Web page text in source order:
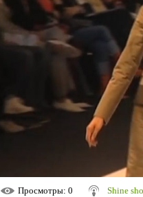
Просмотры: 0 Shine